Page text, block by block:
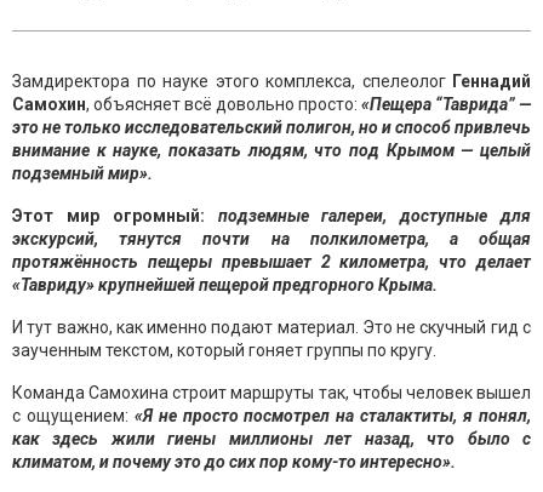
Замдиректора по науке этого комплекса, спелеолог Геннадий
Самохин, объясняет всё довольно просто: «Пещера “Таврида” —
это не только исследовательский полигон, но и способ привлечь
внимание к науке, показать людям, что под Крымом — целый
подземный мир».
Этот мир огромный:
подземные галереи, доступные для
экскурсий, тянутся почти на полкилометра, а общая
протяжённость пещеры превышает 2 километра, что делает
«Тавриду» крупнейшей пещерой предгорного Крыма.
И тут важно, как именно подают материал. Это не скучный гид с
заученным текстом, который гоняет группы по кругу.
Команда Самохина строит маршруты так, чтобы человек вышел
с ощущением: «Я не просто посмотрел на сталактиты, я понял,
как здесь жили гиены миллионы лет назад, что было с
климатом, и почему это до сих пор кому-то интересно».